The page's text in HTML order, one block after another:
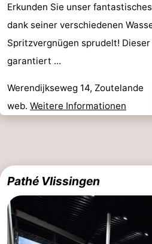
Erkunden Sie unser
dank seiner verschiedenen
Spritzvergnügen sprudelt!
garantiert ...
Werendijkseweg 14, Zoutelande
web. Weitere Informationen
Pathé Vlissingen